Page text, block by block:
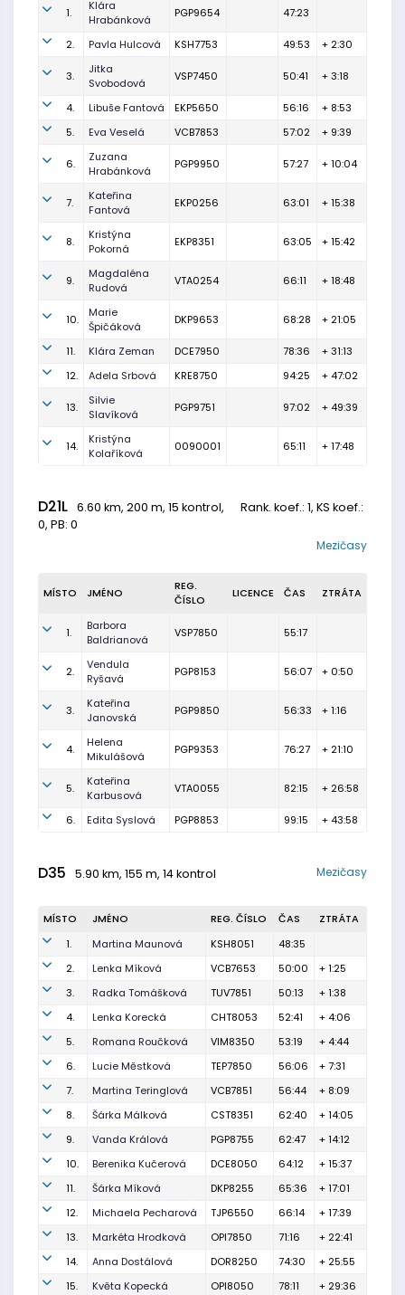
1.
Klára
Hrabánková
PGP9654 47:23
2. Pavla Hulcová KSH7753 49:53 + 2:30
3.
Jitka
Svobodová
VSP7450 50:41 + 3:18
4. Libuše Fantová EKP5650 56:16
+ 8:53
5.
Eva Veselá VCB7853 57:02 + 9:39
6.
Zuzana
Hrabánková
PGP9950 57:27 + 10:04
7.
Kateřina
Fantová
EKP0256 63:01 + 15:38
8.
Kristýna
Pokorná
EKP8351 63:05 + 15:42
9.
Magdaléna
Rudová
VTA0254 66:11 + 18:48
10.
Marie
Špičáková
DKP9653 68:28 + 21:05
11. Klára Zeman DCE7950 78:36
+ 31:13
12.
Adela Srbová KRE8750 94:25 + 47:02
13.
Silvie
Slavíková
PGP9751 97:02 + 49:39
14.
Kristýna
Kolaříková
0090001 65:11 + 17:48
D21L 6.60 km, 200 m, 15 kontrol, Rank. koef.: 1, KS koef.:
0, PB: 0
Mezičasy
MÍSTO JMÉNO
REG.
ČÍSLO
LICENCE ČAS ZTRÁTA
1.
Barbora
Baldrianová
VSP7850 55:17
2.
Vendula
Ryšavá
PGP8153 56:07 + 0:50
3.
Kateřina
Janovská
PGP9850 56:33 + 1:16
4.
Helena
Mikulášová
PGP9353 76:27 + 21:10
5.
Kateřina
Karbusová
VTA0055 82:15 + 26:58
6. Edita Syslová PGP8853 99:15 + 43:58
D35 5.90 km, 155 m, 14 kontrol Mezičasy
MÍSTO JMÉNO REG. ČÍSLO ČAS
ZTRÁTA
1.
Martina Maunová KSH8051
48:35
2.
Lenka Míková VCB7653 50:00
+ 1:25
3.
Radka Tomášková TUV7851 50:13
+ 1:38
4.
Lenka Korecká CHT8053 52:41
+ 4:06
5.
Romana Roučková VIM8350 53:19
+ 4:44
6.
Lucie Městková TEP7850 56:06
+ 7:31
7.
Martina Teringlová VCB7851 56:44
+ 8:09
8.
Šárka Málková CST8351 62:40
+ 14:05
9.
Vanda Králová PGP8755 62:47
+ 14:12
10.
Berenika Kučerová DCE8050 64:12
+ 15:37
11.
Šárka Míková DKP8255 65:36
+ 17:01
12.
Michaela Pecharová TJP6550 66:14
+ 17:39
13.
Markéta Hrodková OPI7850 71:16
+ 22:41
14.
Anna Dostálová DOR8250 74:30
+ 25:55
15.
Květa Kopecká OPI8050 78:11
+ 29:36